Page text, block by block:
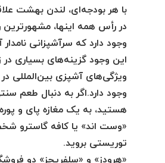
با هر بودجه‌ای، لندن بهشت
در رأس همه اینها،
وجود دارد که سرآشپزانی نامدار
این وجود گزینه‌های بسیاری در
ویژگی‌های آشپزی بین‌المللی
وجود دارد.اگر به دنبال طعم
هستید، به یک مغازه پای و
«وست اند» یا کافه گاسترو
توریستی بروید.
«هرودز» و «سلفریجز» دو